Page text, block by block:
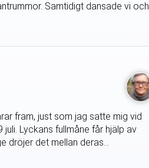
Samtidigt dansade vi och
fram, just som jag satte mig vid
Lyckans fullmåne får hjälp av
dröjer det mellan deras...